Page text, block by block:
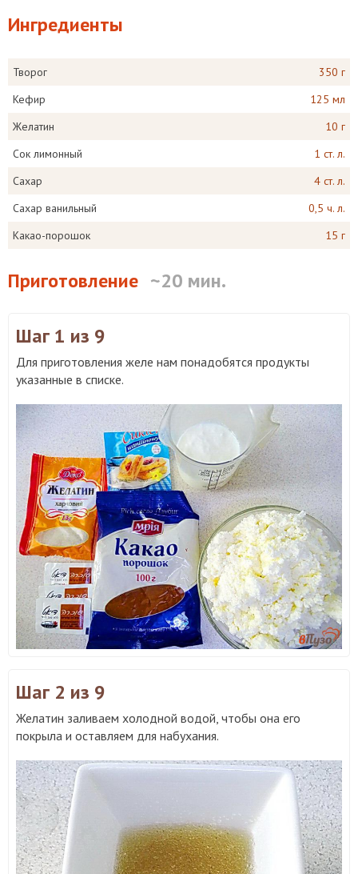
Ингредиенты
Творог
350 г
Кефир
125 мл
Желатин
10 г
Сок лимонный
1 ст. л.
Сахар
4 ст. л.
Сахар ванильный
0,5 ч. л.
Какао-порошок
15 г
Приготовление ~20 мин.
Шаг 1 из 9
Для приготовления желе нам понадобятся продукты
указанные в списке.
Шаг 2 из 9
Желатин заливаем холодной водой, чтобы она его
покрыла и оставляем для набухания.